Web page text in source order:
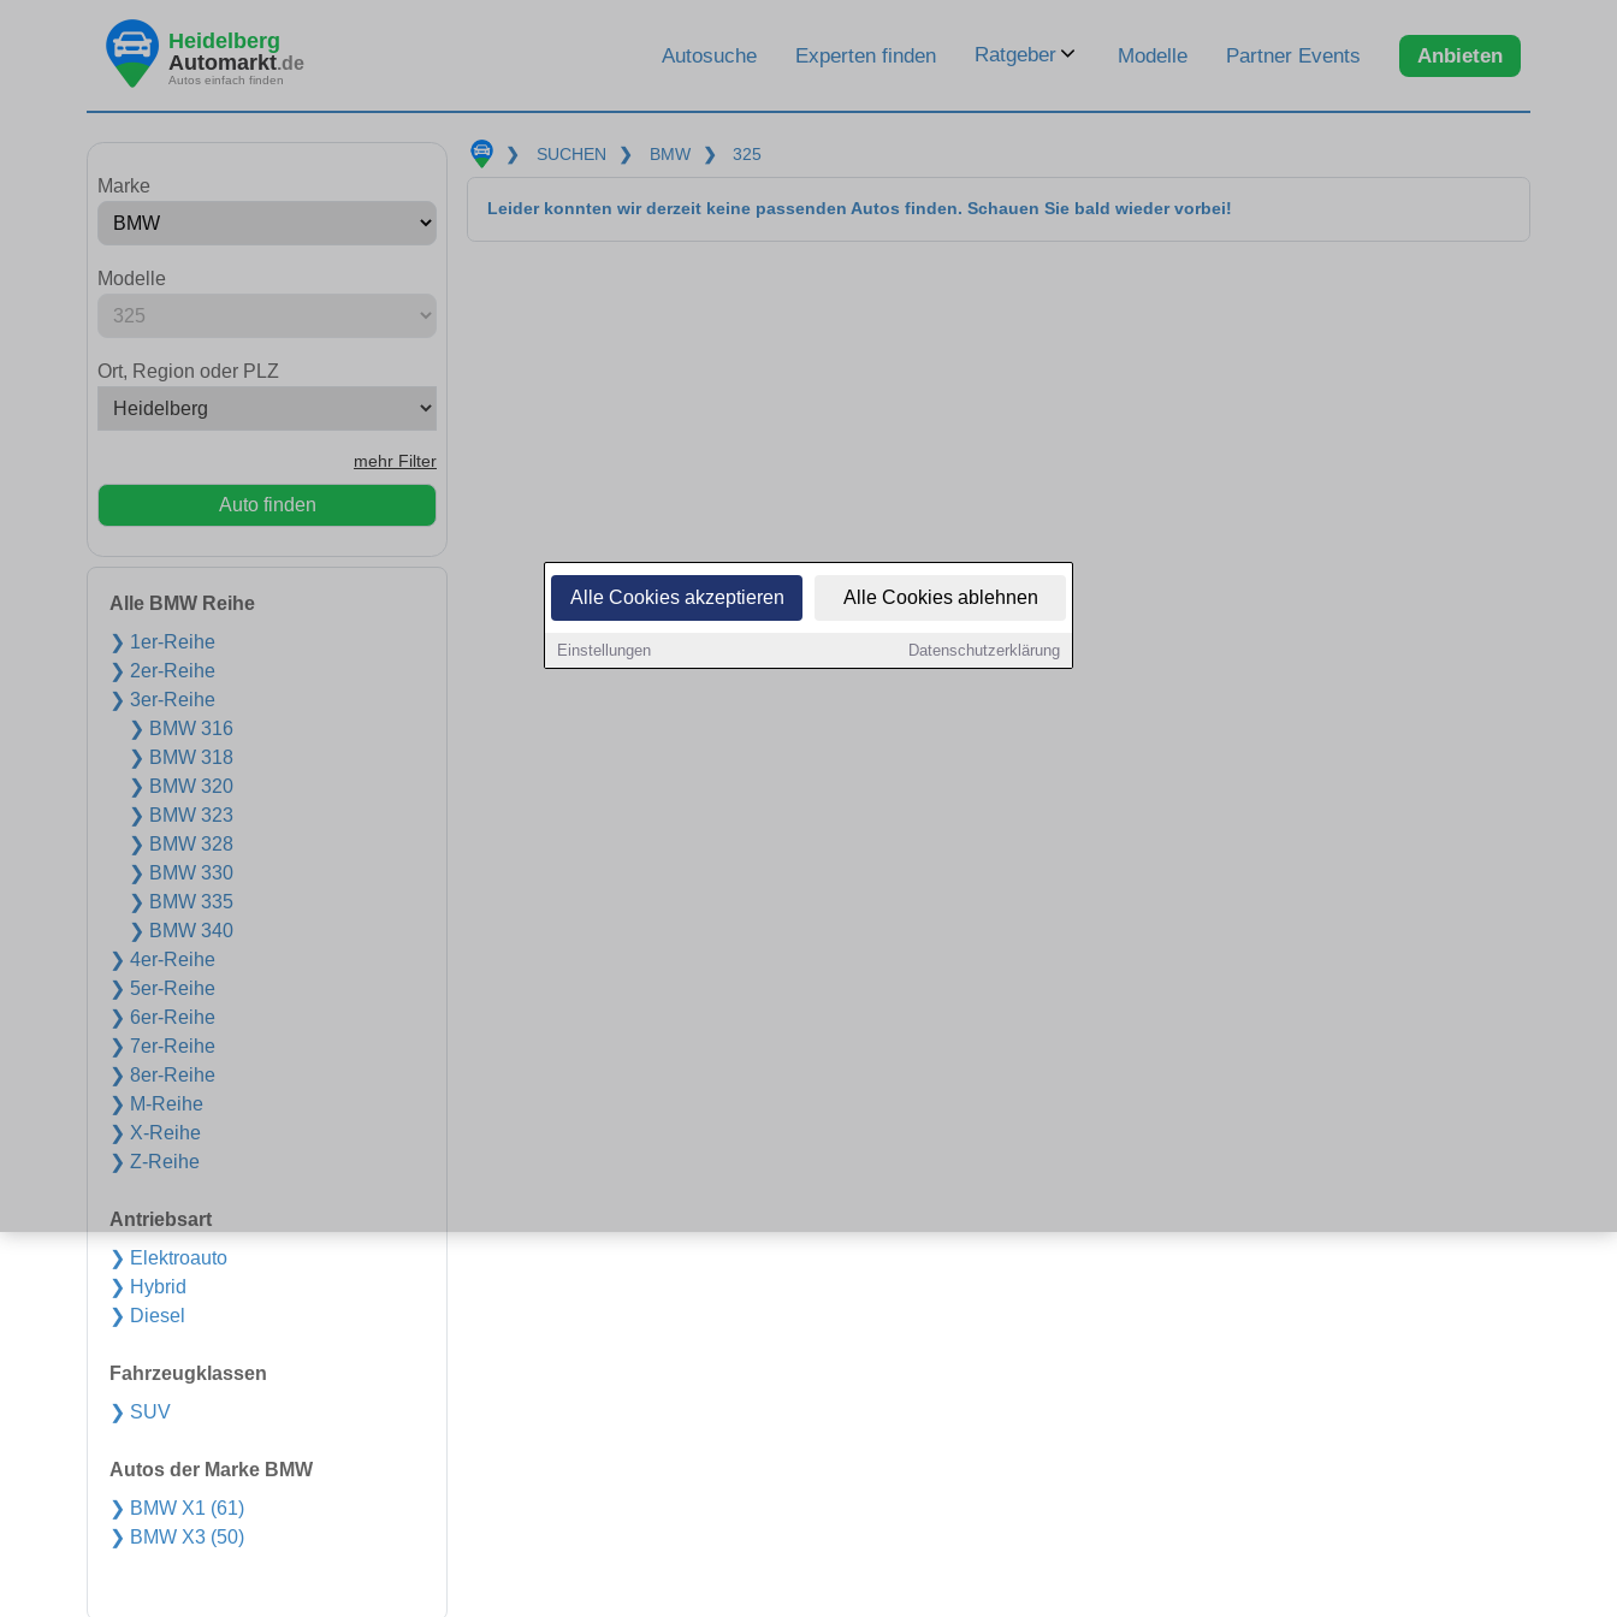
Alle Cookies akzeptieren Alle Cookies ablehnen
Einstellungen Datenschutzerklärung
Heidelberg
Automarkt.de
Autos einfach finden
Autosuche Experten finden Ratgeber Modelle Partner Events Anbieten
Marke
Modelle
Ort, Region oder PLZ
mehr Filter
Auto finden
Alle BMW Reihe
❯ 1er-Reihe
❯ 2er-Reihe
❯ 3er-Reihe
❯ BMW 316
❯ BMW 318
❯ BMW 320
❯ BMW 323
❯ BMW 328
❯ BMW 330
❯ BMW 335
❯ BMW 340
❯ 4er-Reihe
❯ 5er-Reihe
❯ 6er-Reihe
❯ 7er-Reihe
❯ 8er-Reihe
❯ M-Reihe
❯ X-Reihe
❯ Z-Reihe
Antriebsart
❯ Elektroauto
❯ Hybrid
❯ Diesel
Fahrzeugklassen
❯ SUV
Autos der Marke BMW
❯ BMW X1 (61)
❯ BMW X3 (50)
❯ SUCHEN ❯ BMW ❯ 325
Leider konnten wir derzeit keine passenden Autos finden. Schauen Sie bald wieder vorbei!